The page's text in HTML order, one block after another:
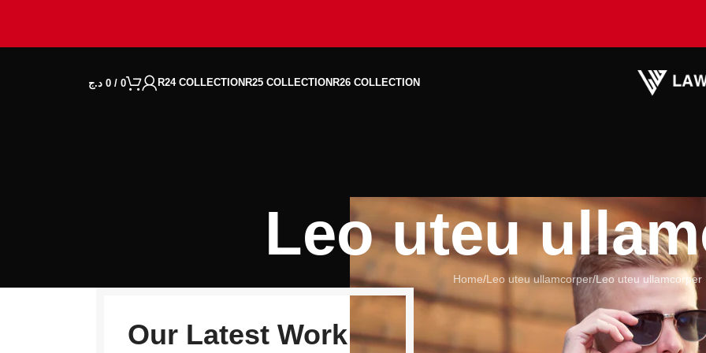
R26 COLLECTION
R25 COLLECTION
R24 COLLECTION
0
/
0 د.ج
Leo uteu
Home Leo uteu ullamcorper Leo uteu ullamcorper
Our Latest Work